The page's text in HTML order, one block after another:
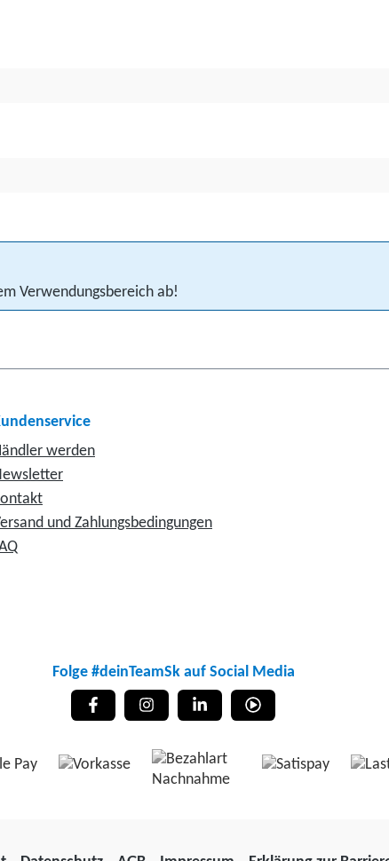
Verwendungsbereich ab!
werden
und Zahlungsbedingungen
Folge #deinTeamSk auf Social Media